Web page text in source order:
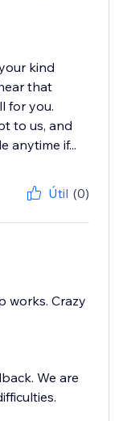
kind
that
for you.
to us, and
anytime if...
Útil (0)
works. Crazy
We are